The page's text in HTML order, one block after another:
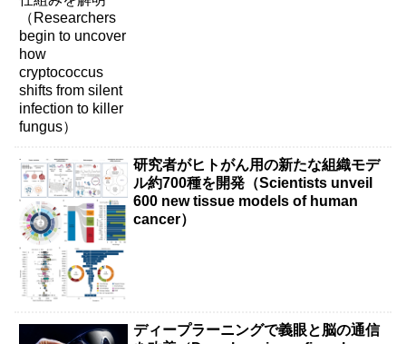
研究者がヒトがん用の新たな組織モデ
ル約700種を開発（Scientists unveil
600 new tissue models of human
cancer）
ディープラーニングで義眼と脳の通信